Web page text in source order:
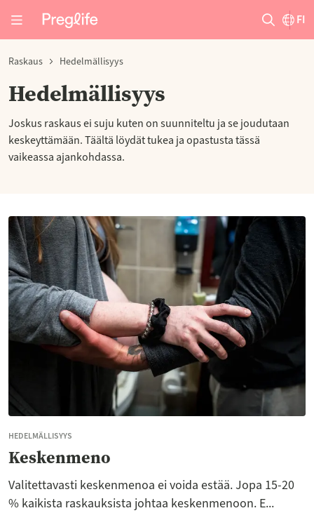
FI
Raskaus Hedelmällisyys
Hedelmällisyys
Joskus raskaus ei suju kuten on suunniteltu ja se joudutaan
keskeyttämään. Täältä löydät tukea ja opastusta tässä
vaikeassa ajankohdassa.
HEDELMÄLLISYYS
Keskenmeno
Valitettavasti keskenmenoa ei voida estää. Jopa 15-20
% kaikista raskauksista johtaa keskenmenoon. E...